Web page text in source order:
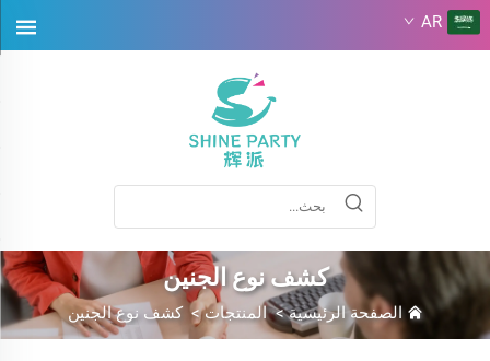
AR
كشف نوع الجنين
الصفحة الرئيسية>المنتجات>كشف نوع الجنين